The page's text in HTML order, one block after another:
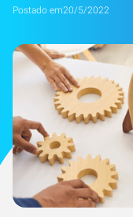
Postado em20/5/2022